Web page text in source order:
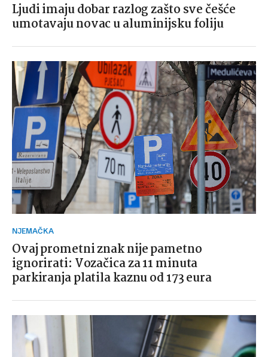
Ljudi imaju dobar razlog zašto sve češće
umotavaju novac u aluminijsku foliju
NJEMAČKA
Ovaj prometni znak nije pametno
ignorirati: Vozačica za 11 minuta
parkiranja platila kaznu od 173 eura